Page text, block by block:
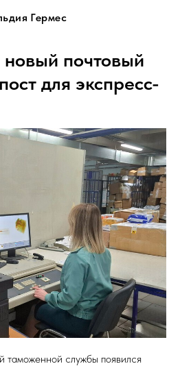
Гермес
почтовый
для экспресс-
таможенной службы появился